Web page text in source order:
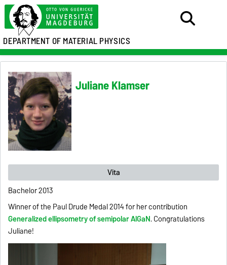
DEPARTMENT OF MATERIAL PHYSICS
Juliane Klamser
Vita
Bachelor 2013
Winner of the Paul Drude Medal 2014 for her contribution
Generalized ellipsometry of semipolar AlGaN. Congratulations
Juliane!